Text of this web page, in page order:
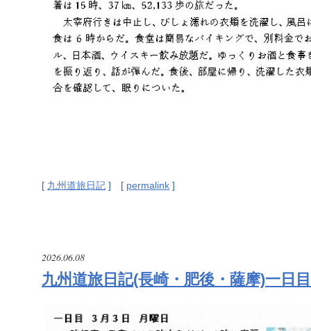
[ 九州道旅日記 ] [ permalink ]
2026.06.08
九州道旅日記(長崎・肥後・薩摩)一日目